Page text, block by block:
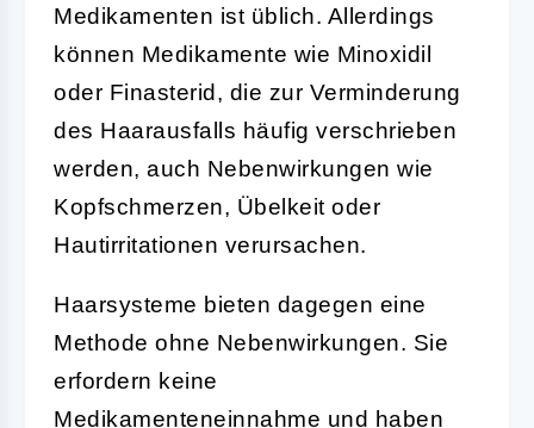
Medikamenten ist üblich. Allerdings
können Medikamente wie Minoxidil
oder Finasterid, die zur Verminderung
des Haarausfalls häufig verschrieben
werden, auch Nebenwirkungen wie
Kopfschmerzen, Übelkeit oder
Hautirritationen verursachen.
Haarsysteme bieten dagegen eine
Methode ohne Nebenwirkungen. Sie
erfordern keine
Medikamenteneinnahme und haben